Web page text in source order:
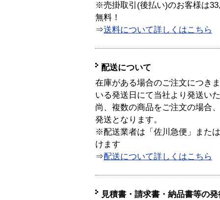
※売掛取引(後払い)のお客様は
無料！
⇒送料について詳しくはこちら
配送について
在庫がある場合のご注文につき
いる発送日にて当社より発送い
尚、複数の商品をご注文の場合
発送となります。
※配送業者は「佐川急便」また
けます
⇒配送について詳しくはこちら
見積書・請求書・納品書等の